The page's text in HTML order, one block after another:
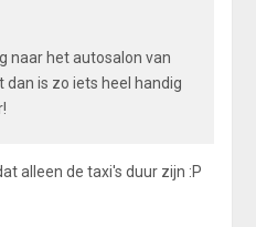
naar het autosalon van
dan is zo iets heel handig
alleen de taxi's duur zijn :P